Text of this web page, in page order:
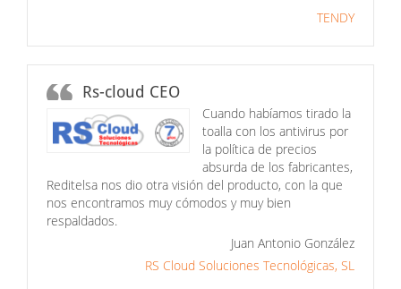
TENDY
Rs-cloud CEO
Cuando habíamos tirado la
toalla con los antivirus por
la política de precios
absurda de los fabricantes,
Reditelsa nos dio otra visión del producto, con la que
nos encontramos muy cómodos y muy bien
respaldados.
Juan Antonio González
RS Cloud Soluciones Tecnológicas, SL